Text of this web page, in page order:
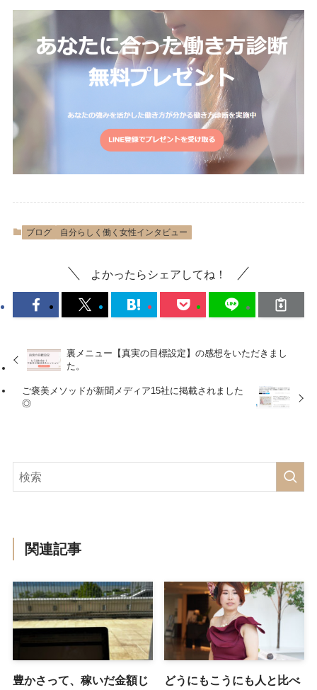
ブログ 自分らしく働く女性インタビュー
よかったらシェアしてね！
裏メニュー【真実の目標設定】の感想をいただきまし
た。
ご褒美メソッドが新聞メディア15社に掲載されました
◎
関連記事
豊かさって、稼いだ金額じ
どうにもこうにも人と比べ